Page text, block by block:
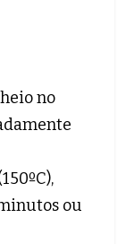
no
ou